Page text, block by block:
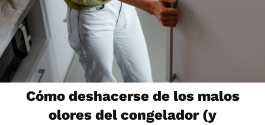
Cómo deshacerse de los malos
olores del congelador (y